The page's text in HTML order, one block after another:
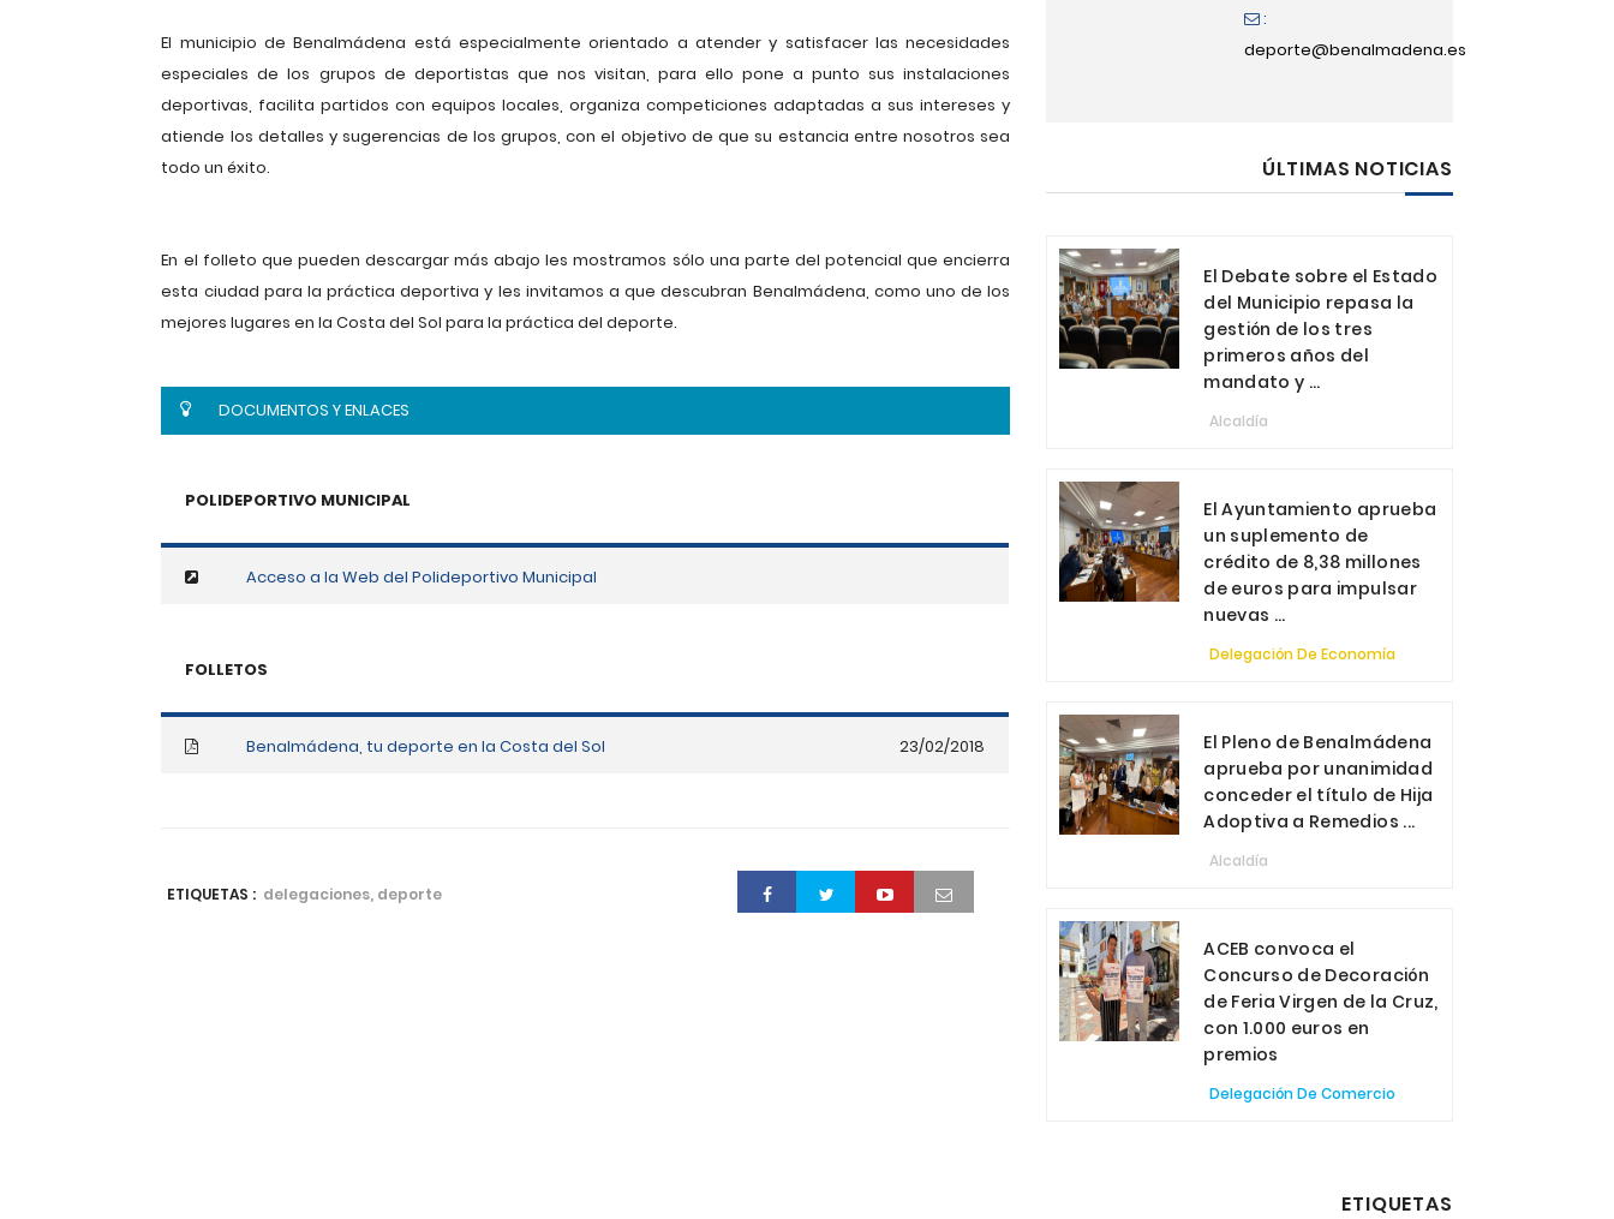
El municipio de Benalmádena está especialmente orientado a atender y satisfacer las necesidades
especiales de los grupos de deportistas que nos visitan, para ello pone a punto sus instalaciones
deportivas, facilita partidos con equipos locales, organiza competiciones adaptadas a sus intereses y
atiende los detalles y sugerencias de los grupos, con el objetivo de que su estancia entre nosotros sea
todo un éxito.
En el folleto que pueden descargar más abajo les mostramos sólo una parte del potencial que encierra
esta ciudad para la práctica deportiva y les invitamos a que descubran Benalmádena, como uno de los
mejores lugares en la Costa del Sol para la práctica del deporte.
DOCUMENTOS Y ENLACES
POLIDEPORTIVO MUNICIPAL
Acceso a la Web del Polideportivo Municipal
FOLLETOS
Benalmádena, tu deporte en la Costa del Sol 23/02/2018
ETIQUETAS : delegaciones, deporte
:
deporte@benalmadena.es
ÚLTIMAS NOTICIAS
El Debate sobre el Estado
del Municipio repasa la
gestión de los tres
primeros años del
mandato y ...
Alcaldía
El Ayuntamiento aprueba
un suplemento de
crédito de 8,38 millones
de euros para impulsar
nuevas ...
Delegación De Economía
El Pleno de Benalmádena
aprueba por unanimidad
conceder el título de Hija
Adoptiva a Remedios ...
Alcaldía
ACEB convoca el
Concurso de Decoración
de Feria Virgen de la Cruz,
con 1.000 euros en
premios
Delegación De Comercio
ETIQUETAS